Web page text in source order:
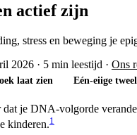
actief zijn
stress en beweging je
2026 · 5 min leestijd · Ons
laat zien Eén-eiige
je DNA-volgorde
kinderen.1